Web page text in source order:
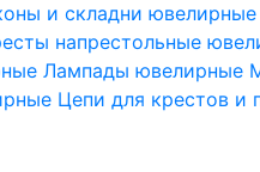
и складни ювелирные
напрестольные
Лампады ювелирные
Цепи для крестов и